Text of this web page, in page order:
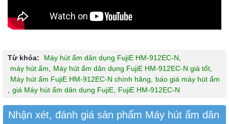
Từ khóa: Máy hút ẩm dân dụng FujiE HM-912EC-N,
máy hút ẩm, Máy hút ẩm dân dụng FujiE HM-912EC-N giá tốt,
Máy hút ẩm FujiE HM-912EC-N chính hãng, báo giá máy hút ẩm
, giá Máy hút ẩm dân dụng FujiE, FujiE HM-912EC-N
Nhận xét, đánh giá sản phẩm Máy hút ẩm dân